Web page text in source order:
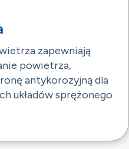
zapewniają
powietrza,
antykorozyjną dla
układów sprężonego